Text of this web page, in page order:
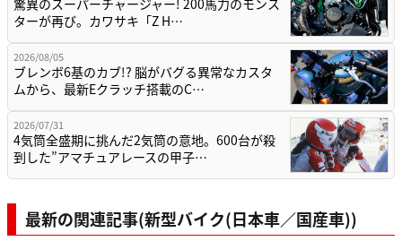
驚異のスーパーチャージャー! 200馬力のモンス
ターが再び。カワサキ「Z H…
2026/08/05
ブレンボ6基のカブ!? 脳がバグる異常なカスタ
ムから、最新Eクラッチ搭載のC…
2026/07/31
4気筒全盛期に挑んだ2気筒の意地。600台が殺
到した”アマチュアレースの甲子…
最新の関連記事(新型バイク(日本車／国産車))